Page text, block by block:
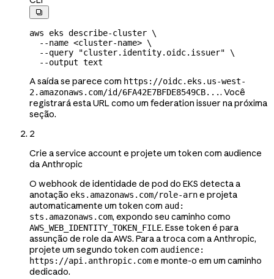

aws eks describe-cluster \
  --name
<cluster-name> \
  --query
"cluster.identity.oidc.issuer" \
  --output
text
A saída se parece com https://oidc.eks.us-west-
2.amazonaws.com/id/6FA42E7BFDE8549CB.... Você
registrará esta URL como um federation issuer na próxima
seção.
2
Crie a service account e projete um token com audience
da Anthropic
O webhook de identidade de pod do EKS detecta a
anotação eks.amazonaws.com/role-arne projeta
automaticamente um token com aud:
sts.amazonaws.com, expondo seu caminho como
AWS_WEB_IDENTITY_TOKEN_FILE. Esse token é para
assunção de role da AWS. Para a troca com a Anthropic,
projete um segundo token com audience:
https://api.anthropic.come monte-o em um caminho
dedicado.